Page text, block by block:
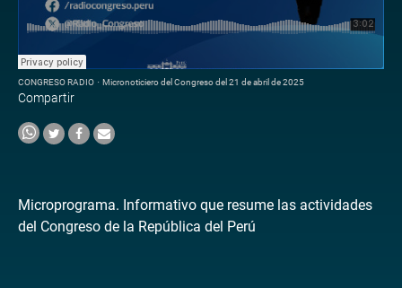
CONGRESO RADIO · Micronoticiero del Congreso del 21 de abril de 2025
Compartir
Microprograma. Informativo que resume las actividades
del Congreso de la República del Perú